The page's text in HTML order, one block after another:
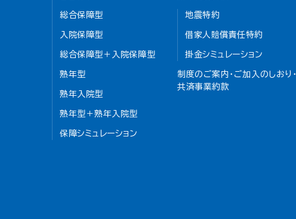
総合保障型
入院保障型
総合保障型＋入院保障型
熟年型
熟年入院型
熟年型＋熟年入院型
保障シミュレーション
地震特約
借家人賠償責任特約
掛金シミュレーション
制度のご案内・ご加入のしおり・
共済事業約款